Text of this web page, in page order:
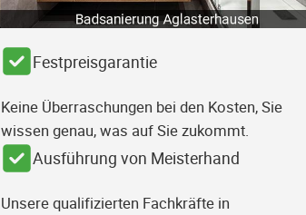
Festpreisgarantie
Keine Überraschungen bei den Kosten, Sie
wissen genau, was auf Sie zukommt.
Ausführung von Meisterhand
Unsere qualifizierten Fachkräfte in